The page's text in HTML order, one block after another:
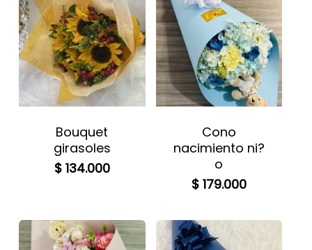
Bouquet
girasoles
$134.000
Cono
nacimiento ni?
o
$179.000